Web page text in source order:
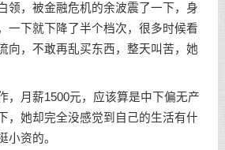
领，被金融危机的余波震了一下，身
一下就下降了半个档次，很多时候看
向，不敢再乱买东西，整天叫苦，她
，月薪1500元，应该算是中下偏无产
，她却完全没感觉到自己的生活有什
小资的。